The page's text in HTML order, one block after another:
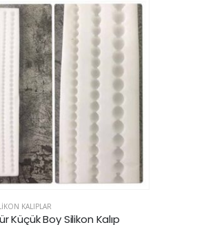
KALIPLAR
1 Silikon Kalıp